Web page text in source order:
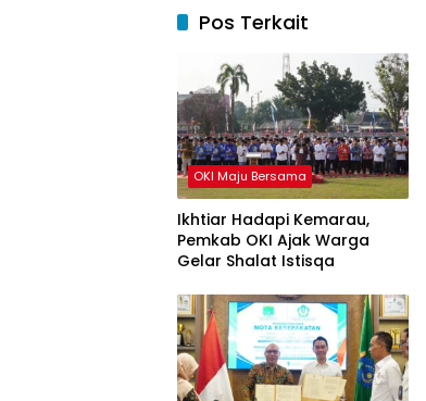
Pos Terkait
OKI Maju Bersama
Ikhtiar Hadapi Kemarau,
Pemkab OKI Ajak Warga
Gelar Shalat Istisqa